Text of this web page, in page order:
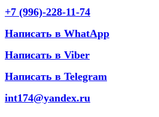
+7 (996)-228-11-74
Написать в WhatApp
Написать в Viber
Написать в Telegram
int174@yandex.ru